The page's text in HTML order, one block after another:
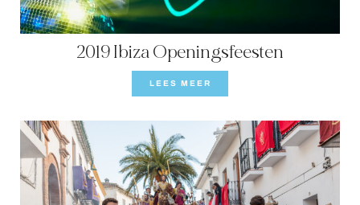
2019 Ibiza Openingsfeesten
LEES MEER